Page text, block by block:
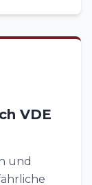
VDE
und